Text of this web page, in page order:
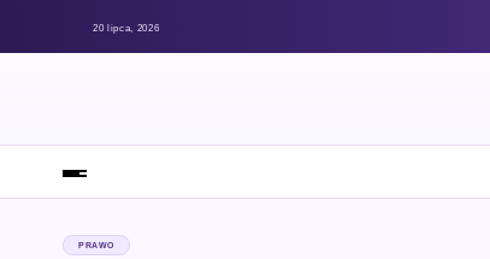
20 lipca, 2026
PRAWO